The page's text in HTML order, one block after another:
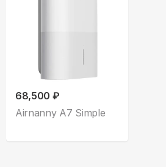
68,500 ₽
Airnanny A7 Simple